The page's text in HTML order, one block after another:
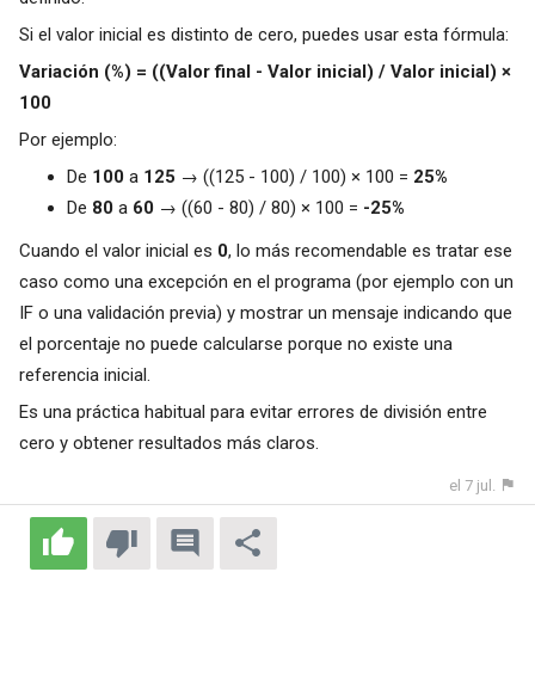
Si el valor inicial es distinto de cero, puedes usar esta fórmula:
Variación (%) = ((Valor final - Valor inicial) / Valor inicial) ×
100
Por ejemplo:
De 100a 125 → ((125 - 100) / 100) × 100 = 25%
De 80a 60→ ((60 - 80) / 80) × 100 = -25%
Cuando el valor inicial es 0, lo más recomendable es tratar ese
caso como una excepción en el programa (por ejemplo con un
IF o una validación previa) y mostrar un mensaje indicando que
el porcentaje no puede calcularse porque no existe una
referencia inicial.
Es una práctica habitual para evitar errores de división entre
cero y obtener resultados más claros.
el 7 jul.